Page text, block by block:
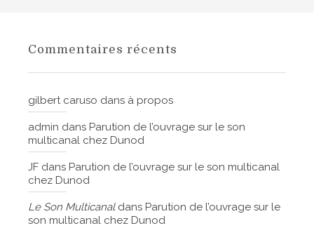
Commentaires récents
gilbert caruso dans à propos
admin dans Parution de l’ouvrage sur le son
multicanal chez Dunod
JF dans Parution de l’ouvrage sur le son multicanal
chez Dunod
Le Son Multicanaldans Parution de l’ouvrage sur le
son multicanal chez Dunod